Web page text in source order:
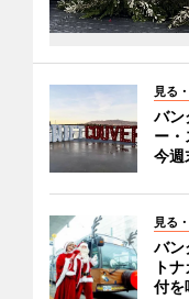
見る
バン
ー
今週
見る
バン
ト
付を